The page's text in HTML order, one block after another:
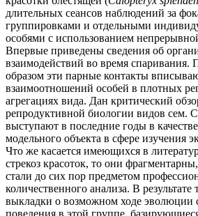
длительных сеансов наблюдений за
группировками и отдельными
особями с использованием
Впервые приведены сведения об
взаимодействий во время спаривания.
образом эти парные контакты
взаимоотношений особей в плотных
агрегациях вида. Дан критический
репродуктивной биологии видов сем.
выступают в последние годы в
модельного объекта в сфере изучения
Что же касается имеющихся в
стрекоз красоток, то они
стали до сих пор предметом
количественного анализа. В результате
выкладки о возможном ходе эволюции